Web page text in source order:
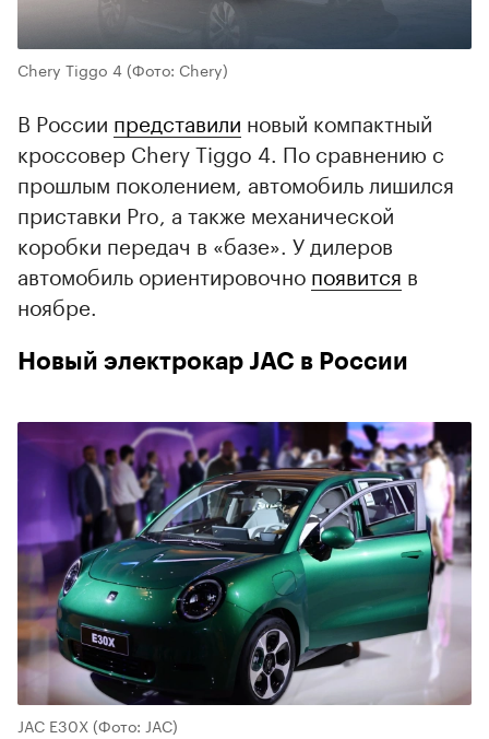
Chery Tiggo 4(Фото: Chery)
В России представили новый компактный
кроссовер Chery Tiggo 4. По сравнению с
прошлым поколением, автомобиль лишился
приставки Pro, а также механической
коробки передач в «базе». У дилеров
автомобиль ориентировочно появится в
ноябре.
Новый электрокар JAC в России
JAC E30X(Фото: JAC)